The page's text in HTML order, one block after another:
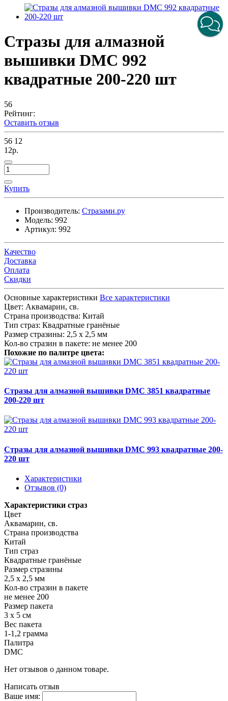
Стразы для алмазной
вышивки DMC 992
квадратные 200-220 шт
56
Рейтинг:
Оставить отзыв
56 12
12р.
Купить
Производитель: Стразами.ру
Модель: 992
Артикул: 992
Качество
Доставка
Оплата
Скидки
Основные характеристики Все характеристики
Цвет: Аквамарин, св.
Страна производства: Китай
Тип страз: Квадратные гранёные
Размер стразины: 2,5 х 2,5 мм
Кол-во стразин в пакете: не менее 200
Похожие по палитре цвета:
Стразы для алмазной вышивки DMC 3851 квадратные
200-220 шт
Стразы для алмазной вышивки DMC 993 квадратные 200-
220 шт
Характеристики
Отзывов (0)
Характеристики страз
Цвет
Аквамарин, св.
Страна производства
Китай
Тип страз
Квадратные гранёные
Размер стразины
2,5 х 2,5 мм
Кол-во стразин в пакете
не менее 200
Размер пакета
3 х 5 см
Вес пакета
1-1,2 грамма
Палитра
DMC
Нет отзывов о данном товаре.
Написать отзыв
Ваше имя: